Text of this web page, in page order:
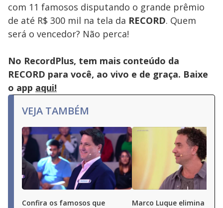
com 11 famosos disputando o grande prêmio
de até R$ 300 mil na tela da RECORD. Quem
será o vencedor? Não perca!
No RecordPlus, tem mais conteúdo da
RECORD para você, ao vivo e de graça. Baixe
o app aqui!
VEJA TAMBÉM
Confira os famosos que
Marco Luque elimina